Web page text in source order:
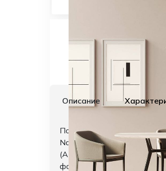
Описание
Подвесной светильник
Nava + Arosio. Это
(Amethyst).
фактурного цветного